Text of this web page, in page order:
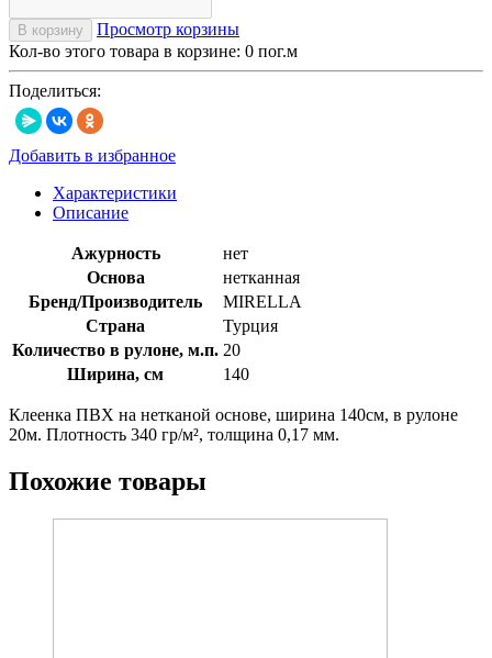
В корзину
Просмотр корзины
Кол-во этого товара в корзине: 0 пог.м
Поделиться:
Добавить в избранное
Характеристики
Описание
Ажурность
нет
Основа
нетканная
Бренд/Производитель
MIRELLA
Страна
Турция
Количество в рулоне, м.п. 20
Ширина, см
140
Клеенка ПВХ на нетканой основе, ширина 140см, в рулоне
20м. Плотность 340 гр/м², толщина 0,17 мм.
Похожие товары